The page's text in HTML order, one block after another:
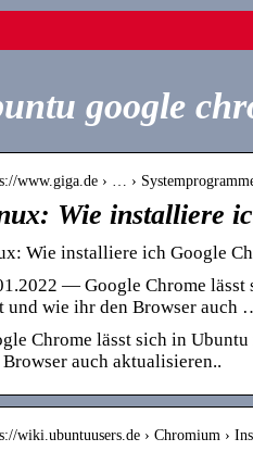
google
www.giga.de › … ›
Wie installiere
Wie installiere ich Google
— Google Chrome lässt
und wie ihr den Browser auch
Chrome lässt sich in
Browser auch aktualisieren..
wiki.ubuntuusers.de › Chromium ›